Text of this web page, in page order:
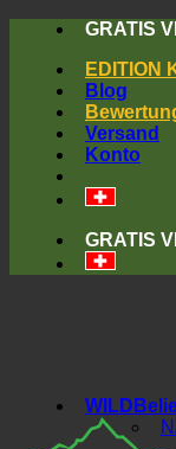
content
GRATIS
EDITION
Blog
Versand
Konto
GRATIS
WILD